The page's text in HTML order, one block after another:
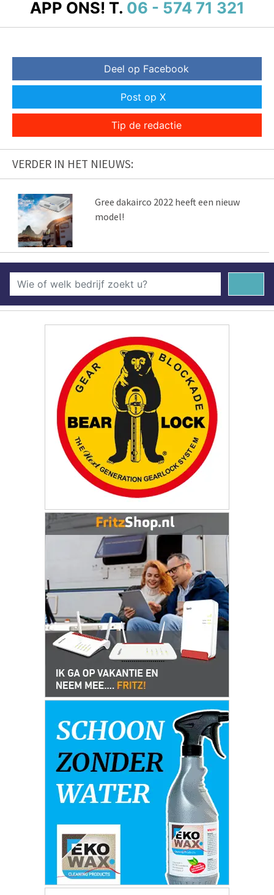
APP ONS! T. 06 - 574 71 321
Deel op Facebook
Post op X
Tip de redactie
VERDER IN HET NIEUWS:
Gree dakairco 2022 heeft een nieuw
model!